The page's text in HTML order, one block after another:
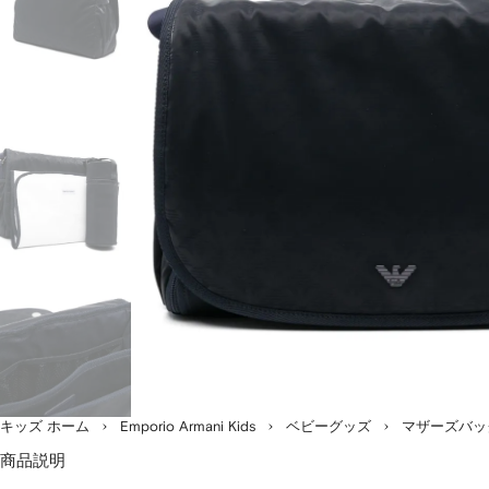
キッズ ホーム Emporio Armani Kids ベビーグッズ マザーズバ
商品説明